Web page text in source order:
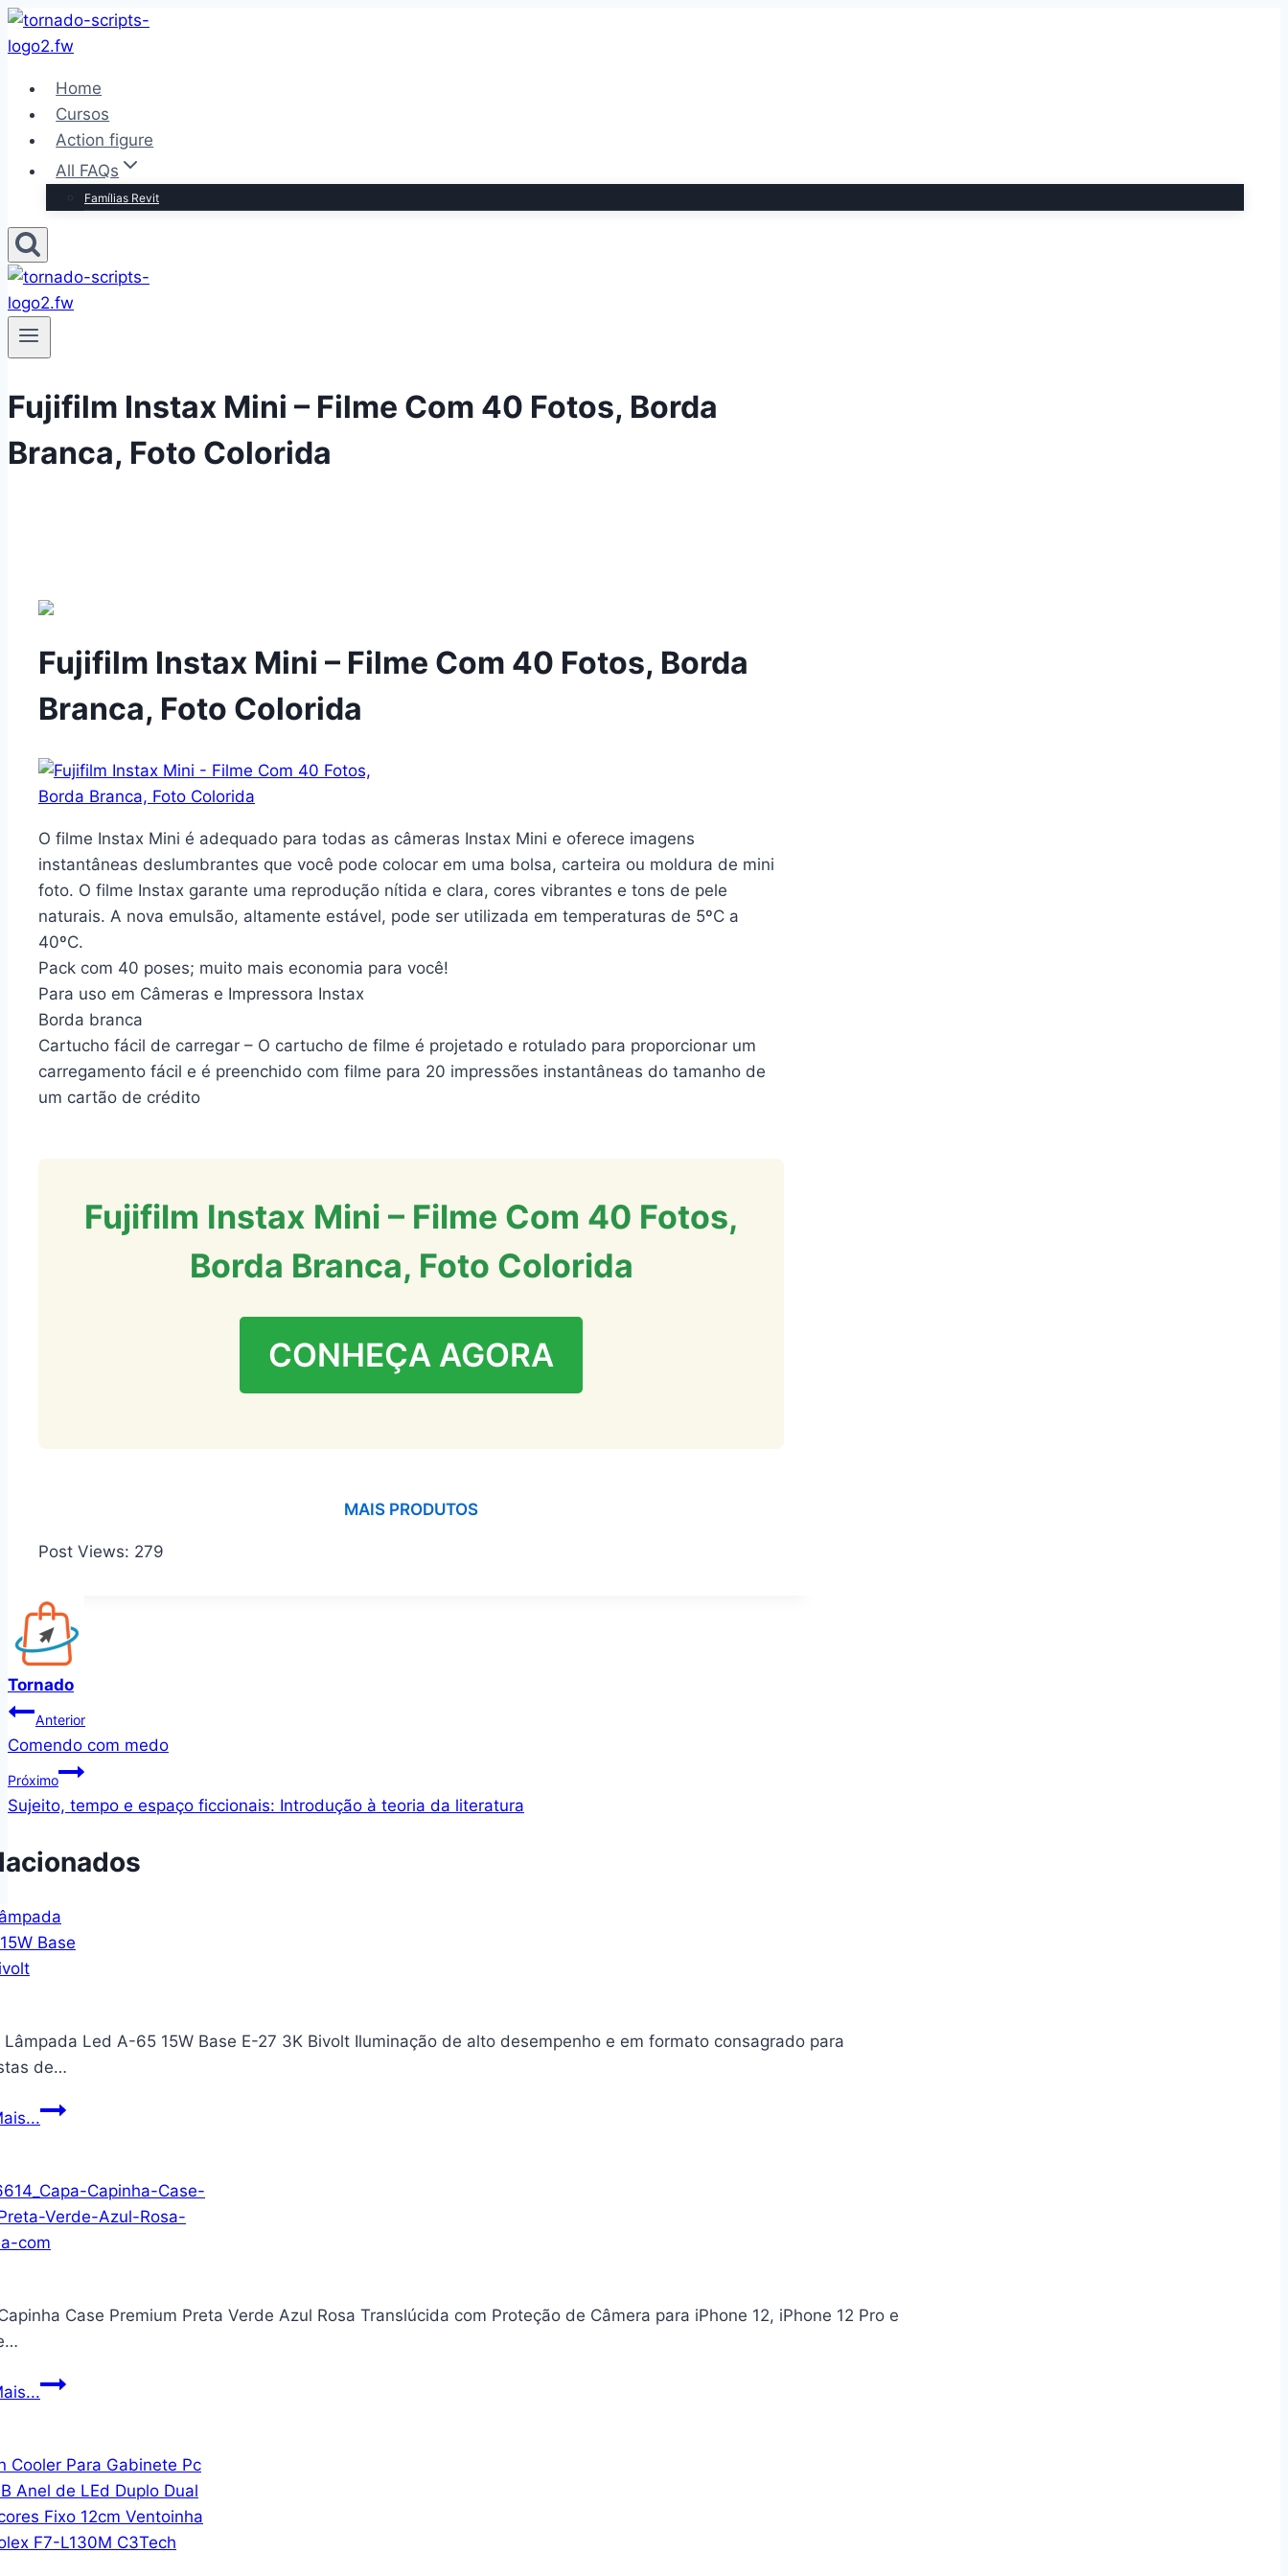
Pular
para
Conteúdo
Home
Cursos
Action figure
All FAQs
Famílias Revit
Fujifilm Instax Mini – Filme Com 40 Fotos, Borda
Branca, Foto Colorida
Fujifilm Instax Mini – Filme Com 40 Fotos, Borda
Branca, Foto Colorida
O filme Instax Mini é adequado para todas as câmeras Instax Mini e oferece imagens
instantâneas deslumbrantes que você pode colocar em uma bolsa, carteira ou moldura de mini
foto. O filme Instax garante uma reprodução nítida e clara, cores vibrantes e tons de pele
naturais. A nova emulsão, altamente estável, pode ser utilizada em temperaturas de 5ºC a
40ºC.
Pack com 40 poses; muito mais economia para você!
Para uso em Câmeras e Impressora Instax
Borda branca
Cartucho fácil de carregar – O cartucho de filme é projetado e rotulado para proporcionar um
carregamento fácil e é preenchido com filme para 20 impressões instantâneas do tamanho de
um cartão de crédito
Fujifilm Instax Mini – Filme Com 40 Fotos,
Borda Branca, Foto Colorida
CONHEÇA AGORA
MAIS PRODUTOS
Post Views: 279
Tornado
Navegação
de
Post
Anterior
Comendo com medo
Próximo
Sujeito, tempo e espaço ficcionais: Introdução à teoria da literatura
Lâmpada Led A-65 15W Base E-27 3K Bivolt Iluminação de alto desempenho e em formato consagrado para
de…
Kian
Led
A-
65
E-
Bivolt
Case Premium Preta Verde Azul Rosa Translúcida com Proteção de Câmera para iPhone 12, iPhone 12 Pro e
Capa
Premium
Preta
Verde
Azul